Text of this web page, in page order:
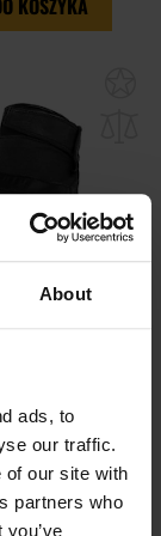
About
ads, to
our traffic.
of our site with
partners who
KOSZYKA
Natychmiast
zł
cena
119,99 zł